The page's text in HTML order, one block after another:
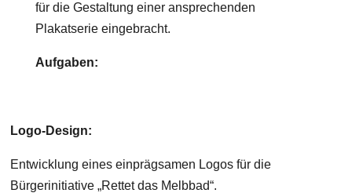
für die Gestaltung einer ansprechenden
Plakatserie eingebracht.
Aufgaben:
Logo-Design:
Entwicklung eines einprägsamen Logos für die
Bürgerinitiative „Rettet das Melbbad“.